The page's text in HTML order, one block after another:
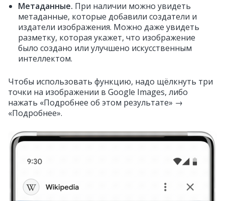
Метаданные. При наличии можно увидеть
метаданные, которые добавили создатели и
издатели изображения. Можно даже увидеть
разметку, которая укажет, что изображение
было создано или улучшено искусственным
интеллектом.
Чтобы использовать функцию, надо щёлкнуть три
точки на изображении в Google Images, либо
нажать «Подробнее об этом результате» →
«Подробнее».